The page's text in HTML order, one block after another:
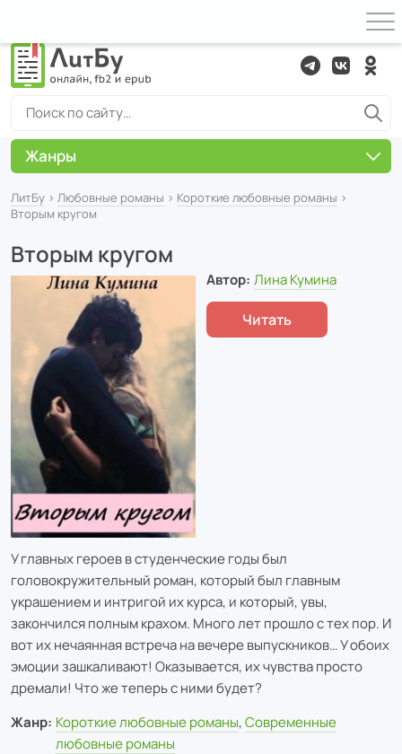
ЛитБу › Любовные романы › Короткие любовные романы ›
Вторым кругом
Вторым кругом
Автор: Лина Кумина
Читать
У главных героев в студенческие годы был
головокружительный роман, который был главным
украшением и интригой их курса, и который, увы,
закончился полным крахом. Много лет прошло с тех пор. И
вот их нечаянная встреча на вечере выпускников… У обоих
эмоции зашкаливают! Оказывается, их чувства просто
дремали! Что же теперь с ними будет?
Жанр: Короткие любовные романы,Современные
любовные романы
Жанры